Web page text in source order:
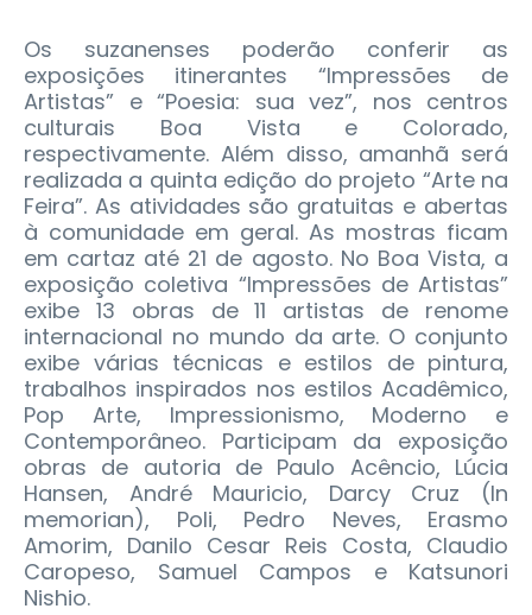
Os suzanenses poderão conferir as
exposições itinerantes “Impressões de
Artistas” e “Poesia: sua vez”, nos centros
culturais Boa Vista e Colorado,
respectivamente. Além disso, amanhã será
realizada a quinta edição do projeto “Arte na
Feira”. As atividades são gratuitas e abertas
à comunidade em geral. As mostras ficam
em cartaz até 21 de agosto. No Boa Vista, a
exposição coletiva “Impressões de Artistas”
exibe 13 obras de 11 artistas de renome
internacional no mundo da arte. O conjunto
exibe várias técnicas e estilos de pintura,
trabalhos inspirados nos estilos Acadêmico,
Pop Arte, Impressionismo, Moderno e
Contemporâneo. Participam da exposição
obras de autoria de Paulo Acêncio, Lúcia
Hansen, André Mauricio, Darcy Cruz (In
memorian), Poli, Pedro Neves, Erasmo
Amorim, Danilo Cesar Reis Costa, Claudio
Caropeso, Samuel Campos e Katsunori
Nishio.